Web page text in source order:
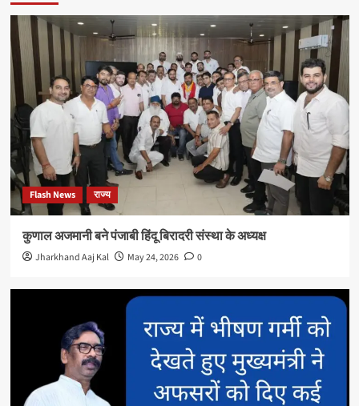
Flash News राज्य
कुणाल अजमानी बने पंजाबी हिंदू बिरादरी संस्था के अध्यक्ष
Jharkhand Aaj Kal May 24, 2026 0